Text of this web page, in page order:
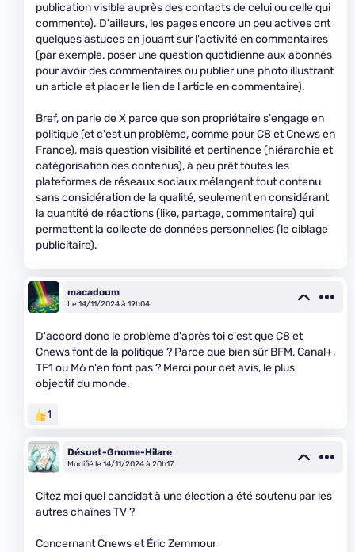
publication visible auprès des contacts de celui ou celle qui
commente). D'ailleurs, les pages encore un peu actives ont
quelques astuces en jouant sur l'activité en commentaires
(par exemple, poser une question quotidienne aux abonnés
pour avoir des commentaires ou publier une photo illustrant
un article et placer le lien de l'article en commentaire).
Bref, on parle de X parce que son propriétaire s'engage en
politique (et c'est un problème, comme pour C8 et Cnews en
France), mais question visibilité et pertinence (hiérarchie et
catégorisation des contenus), à peu prêt toutes les
plateformes de réseaux sociaux mélangent tout contenu
sans considération de la qualité, seulement en considérant
la quantité de réactions (like, partage, commentaire) qui
permettent la collecte de données personnelles (le ciblage
publicitaire).
macadoum
Le 14/11/2024 à 19h04
D'accord donc le problème d'après toi c'est que C8 et
Cnews font de la politique ? Parce que bien sûr BFM, Canal+,
TF1 ou M6 n'en font pas ? Merci pour cet avis, le plus
objectif du monde.
1
Désuet-Gnome-Hilare
Modifié le 14/11/2024 à 20h17
Citez moi quel candidat à une élection a été soutenu par les
autres chaînes TV ?
Concernant Cnews et Éric Zemmour